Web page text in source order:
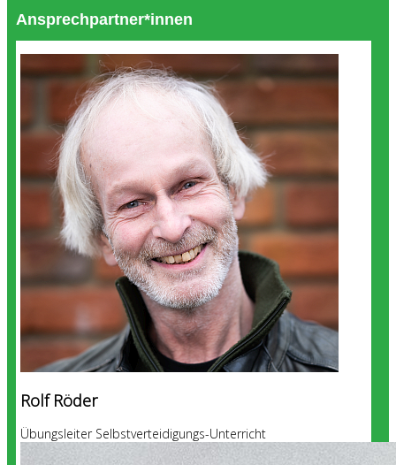
Ansprechpartner*innen
Rolf Röder
Übungsleiter Selbstverteidigungs-Unterricht